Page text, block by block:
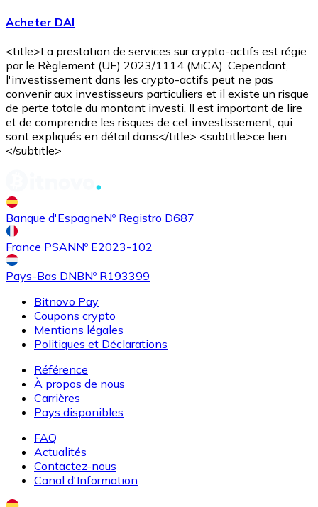
Ajoutez des fonds à votre compte Bitnovo ou
Acheter avec virement bancaire
Carte de crédit / débit
Utilisez les cartes Visa et Mastercard pour acheter
Acheter avec carte
Boutique - Cartes
Acheter DAI
<title>La prestation de services sur crypto-actifs est régie
par le Règlement (UE) 2023/1114 (MiCA). Cependant,
l'investissement dans les crypto-actifs peut ne pas
convenir aux investisseurs particuliers et il existe un risque
de perte totale du montant investi. Il est important de lire
et de comprendre les risques de cet investissement, qui
sont expliqués en détail dans</title> <subtitle>ce lien.
</subtitle>
Banque d'EspagneNº Registro D687
France PSANNº E2023-102
Pays-Bas DNBNº R193399
Bitnovo Pay
Coupons crypto
Mentions légales
Politiques et Déclarations
Référence
À propos de nous
Carrières
Pays disponibles
FAQ
Actualités
Contactez-nous
Canal d'Information